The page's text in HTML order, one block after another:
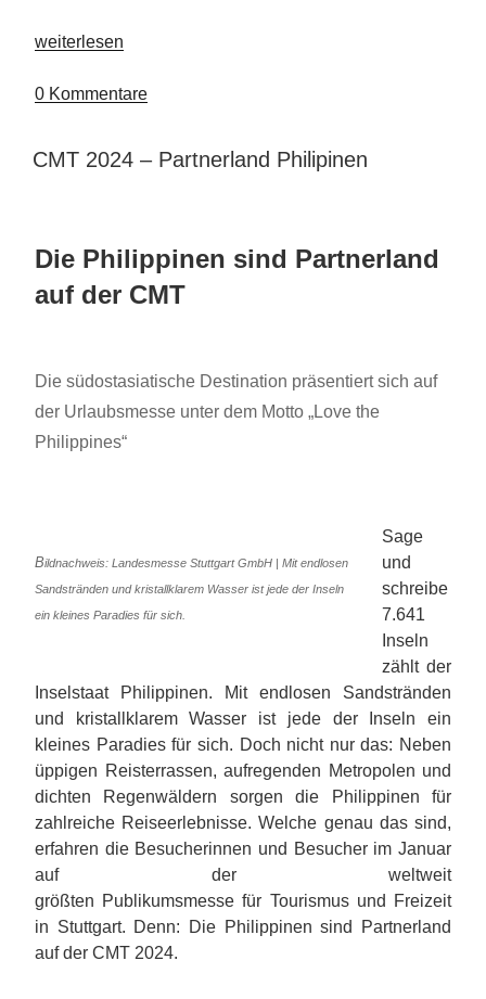
„Eintauchen
den
Ortnerhof“
weiterlesen
0 Kommentare
VERÖFFENTLICHT
CMT 2024 – Partnerland Philipinen
Die Philippinen sind Partnerland
auf der CMT
Die südostasiatische Destination präsentiert sich auf
der Urlaubsmesse unter dem Motto „Love the
Philippines“
Bildnachweis: Landesmesse Stuttgart GmbH | Mit endlosen
Sandstränden und kristallklarem Wasser ist jede der Inseln
ein kleines Paradies für sich.
Sage
und
schreibe
7.641
Inseln
zählt der
Inselstaat Philippinen. Mit endlosen Sandstränden
und kristallklarem Wasser ist jede der Inseln ein
kleines Paradies für sich. Doch nicht nur das: Neben
üppigen Reisterrassen, aufregenden Metropolen und
dichten Regenwäldern sorgen die Philippinen für
zahlreiche Reiseerlebnisse. Welche genau das sind,
erfahren die Besucherinnen und Besucher im Januar
auf der weltweit
größten Publikumsmesse für Tourismus und Freizeit
in Stuttgart. Denn: Die Philippinen sind Partnerland
auf der CMT 2024.